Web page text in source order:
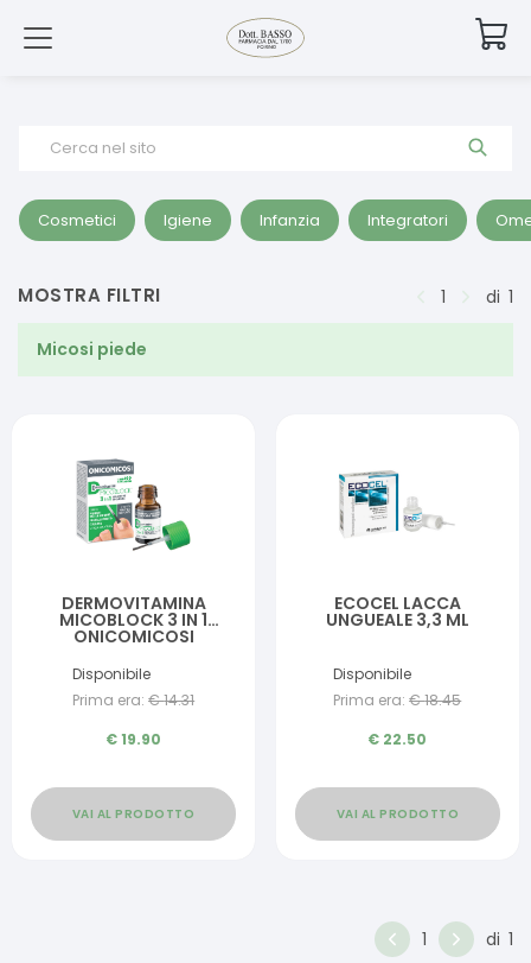
Cerca nel sito
Cosmetici Igiene Infanzia Integratori
MOSTRA FILTRI 1 di 1
Micosi piede
DERMOVITAMINA
MICOBLOCK 3 IN 1
ONICOMICOSI
ML
Disponibile
Prima era: €14.31
€19.90
VAI AL PRODOTTO
ECOCEL LACCA
UNGUEALE 3,3 ML
Disponibile
Prima era: €18.45
€ 22.50
VAI AL PRODOTTO
1 di 1